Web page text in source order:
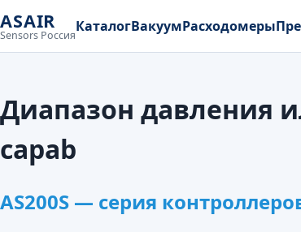
ASAIR
Sensors Россия
КаталогВакуумРасходомеры
Диапазон давления
capab
AS200S — серия